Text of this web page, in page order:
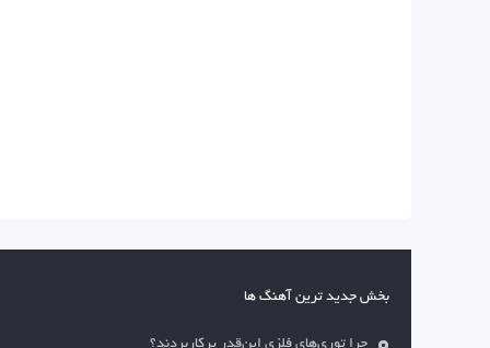
بخش جدید ترین آهنگ ها
چرا توری‌های فلزی این‌قدر پرکاربردند؟